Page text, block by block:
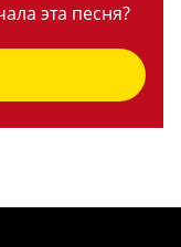
эта песня?